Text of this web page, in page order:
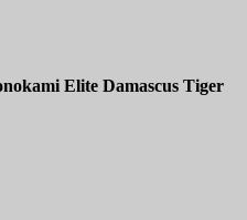
Elite Damascus Tiger